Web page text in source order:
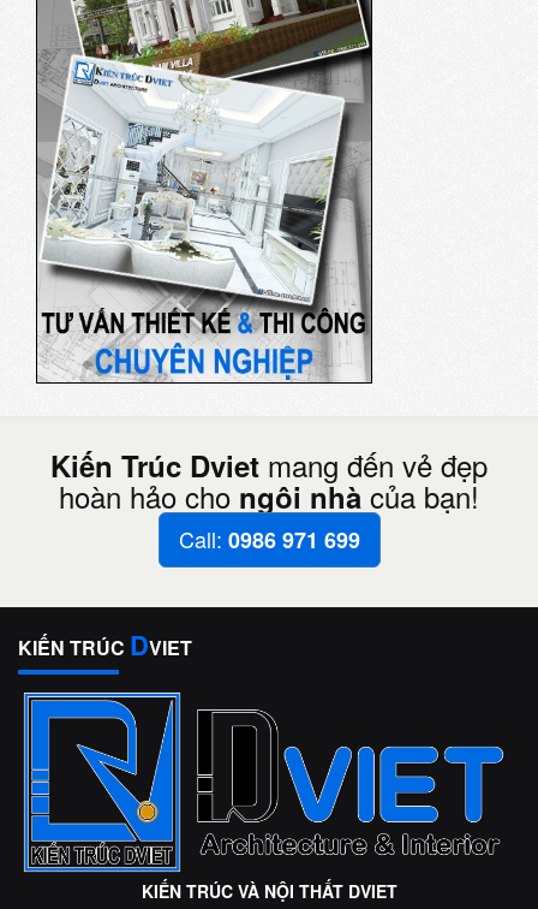
Kiến Trúc Dviet mang đến vẻ đẹp
hoàn hảo cho ngôi nhà của bạn!
Call: 0986 971 699
KIẾN TRÚC DVIET
KIẾN TRÚC VÀ NỘI THẤT DVIET